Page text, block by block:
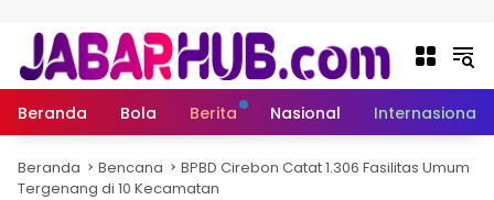
Beranda Bola Berita Nasional Internasional
Beranda Bencana
BPBD Cirebon Catat 1.306 Fasilitas Umum
Tergenang di 10 Kecamatan